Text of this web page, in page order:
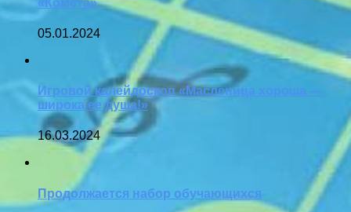
05.01.2024
Игровой калейдоскоп «Масленица хороша —
широка ее душа!»
16.03.2024
Продолжается набор обучающихся